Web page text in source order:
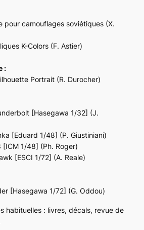
pour camouflages soviétiques (X.
K-Colors (F. Astier)
:
Portrait (R. Durocher)
[Hasegawa 1/32] (J.
[Eduard 1/48] (P. Giustiniani)
[ICM 1/48] (Ph. Roger)
[ESCI 1/72] (A. Reale)
[Hasegawa 1/72] (G. Oddou)
habituelles : livres, décals, revue de